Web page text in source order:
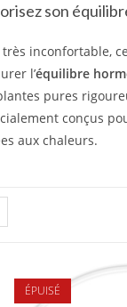
son
l’équilibre
pures
conçus
aux chaleurs.
ÉPUISÉ